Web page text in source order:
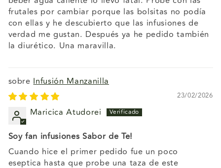
frutales por cambiar porque las bolsitas no podía
con ellas y he descubierto que las infusiones de
verdad me gustan. Después ya he pedido también
la diurético. Una maravilla.
Infusión Manzanilla
23/02/2026
Maricica Atudorei
Soy fan infusiones Sabor de Te!
Cuando hice el primer pedido fue un poco
eseptica hasta que probe una taza de este